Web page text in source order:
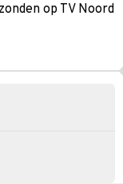
op TV Noord